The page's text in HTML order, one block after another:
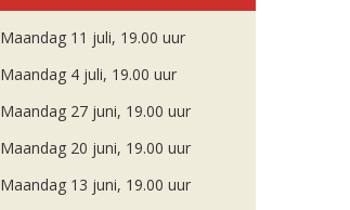
Maandag 11 juli, 19.00 uur
Maandag 4 juli, 19.00 uur
Maandag 27 juni, 19.00 uur
Maandag 20 juni, 19.00 uur
Maandag 13 juni, 19.00 uur